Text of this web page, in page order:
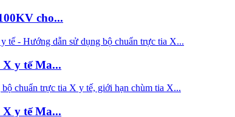
cho...
y tế Ma...
y tế Ma...